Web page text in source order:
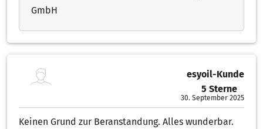
GmbH
esyoil-Kunde
5 Sterne
30. September 2025
Keinen Grund zur Beranstandung. Alles wunderbar.